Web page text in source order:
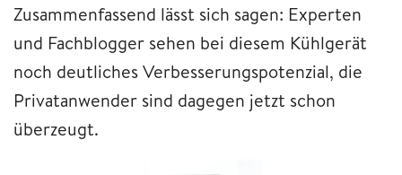
Zusammenfassend lässt sich sagen: Experten
und Fachblogger sehen bei diesem Kühlgerät
noch deutliches Verbesserungspotenzial, die
Privatanwender sind dagegen jetzt schon
überzeugt.